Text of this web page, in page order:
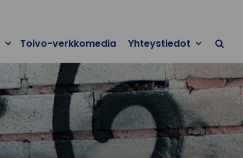
Toivo-verkkomedia Yhteystiedot